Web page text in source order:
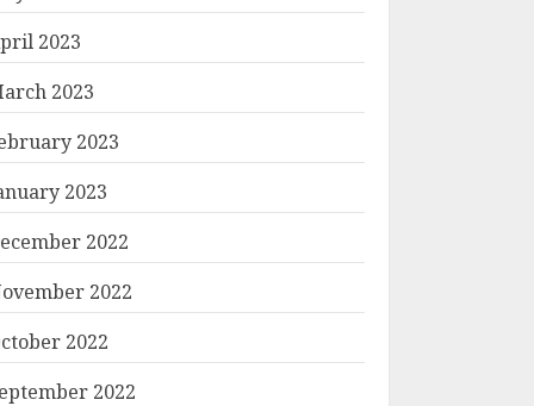
2023
2023
2023
2023
2022
2022
2022
2022